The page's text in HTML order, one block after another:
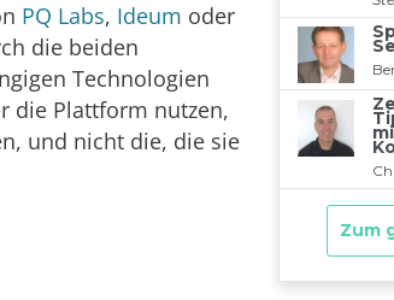
PQ Labs, Ideum oder
die beiden
Technologien
die Plattform nutzen,
und nicht die, die sie